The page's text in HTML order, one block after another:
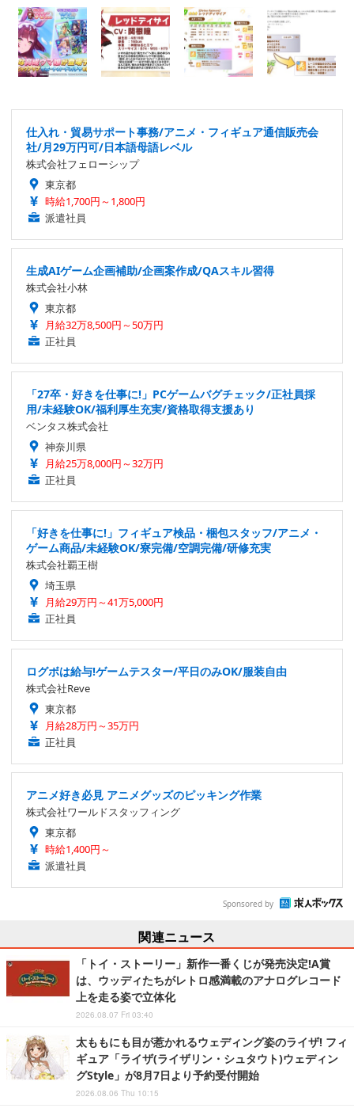
仕入れ・貿易サポート事務/アニメ・フィギュア通信販売会
社/月29万円可/日本語母語レベル
株式会社フェローシップ
東京都
時給1,700円～1,800円
派遣社員
生成AIゲーム企画補助/企画案作成/QAスキル習得
株式会社小林
東京都
月給32万8,500円～50万円
正社員
「27卒・好きを仕事に!」PCゲームバグチェック/正社員採
用/未経験OK/福利厚生充実/資格取得支援あり
ベンタス株式会社
神奈川県
月給25万8,000円～32万円
正社員
「好きを仕事に!」フィギュア検品・梱包スタッフ/アニメ・
ゲーム商品/未経験OK/寮完備/空調完備/研修充実
株式会社覇王樹
埼玉県
月給29万円～41万5,000円
正社員
ログボは給与!ゲームテスター/平日のみOK/服装自由
株式会社Reve
東京都
月給28万円～35万円
正社員
アニメ好き必見 アニメグッズのピッキング作業
株式会社ワールドスタッフィング
東京都
時給1,400円～
派遣社員
Sponsored by
関連ニュース
「トイ・ストーリー」新作一番くじが発売決定!A賞
は、ウッディたちがレトロ感満載のアナログレコード
上を走る姿で立体化
2026.08.07 Fri 03:40
太ももにも目が惹かれるウェディング姿のライザ! フィ
ギュア「ライザ(ライザリン・シュタウト)ウェディン
グStyle」が8月7日より予約受付開始
2026.08.06 Thu 10:15